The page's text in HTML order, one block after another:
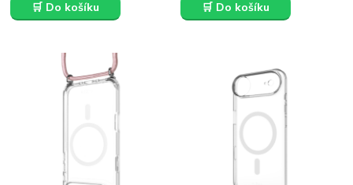
🛒 Do košíku 🛒 Do košíku